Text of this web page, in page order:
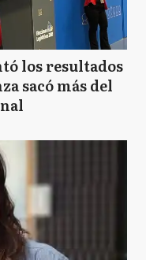
los resultados
sacó más del